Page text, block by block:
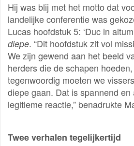
Hij was blij met het motto dat
landelijke conferentie was
Lucas hoofdstuk 5: ‘Duc in
diepe. “Dit hoofdstuk zit vol
We zijn gewend aan het beeld
herders die de schapen
tegenwoordig moeten we
diepe gaan. Dat is spannend en
legitieme reactie,” benadrukte
Twee verhalen tegelijkertijd